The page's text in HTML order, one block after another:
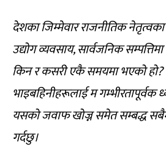
देशका जिम्मेवार राजनीतिक
उद्योग व्यवसाय, सार्वजनिक
किन र कसरी एकै समयमा भएको हो?
भाइबहिनीहरूलाई म गम्भीरतापूर्वक
यसको जवाफ खोज्न समेत सम्बद्ध
गर्दछु।